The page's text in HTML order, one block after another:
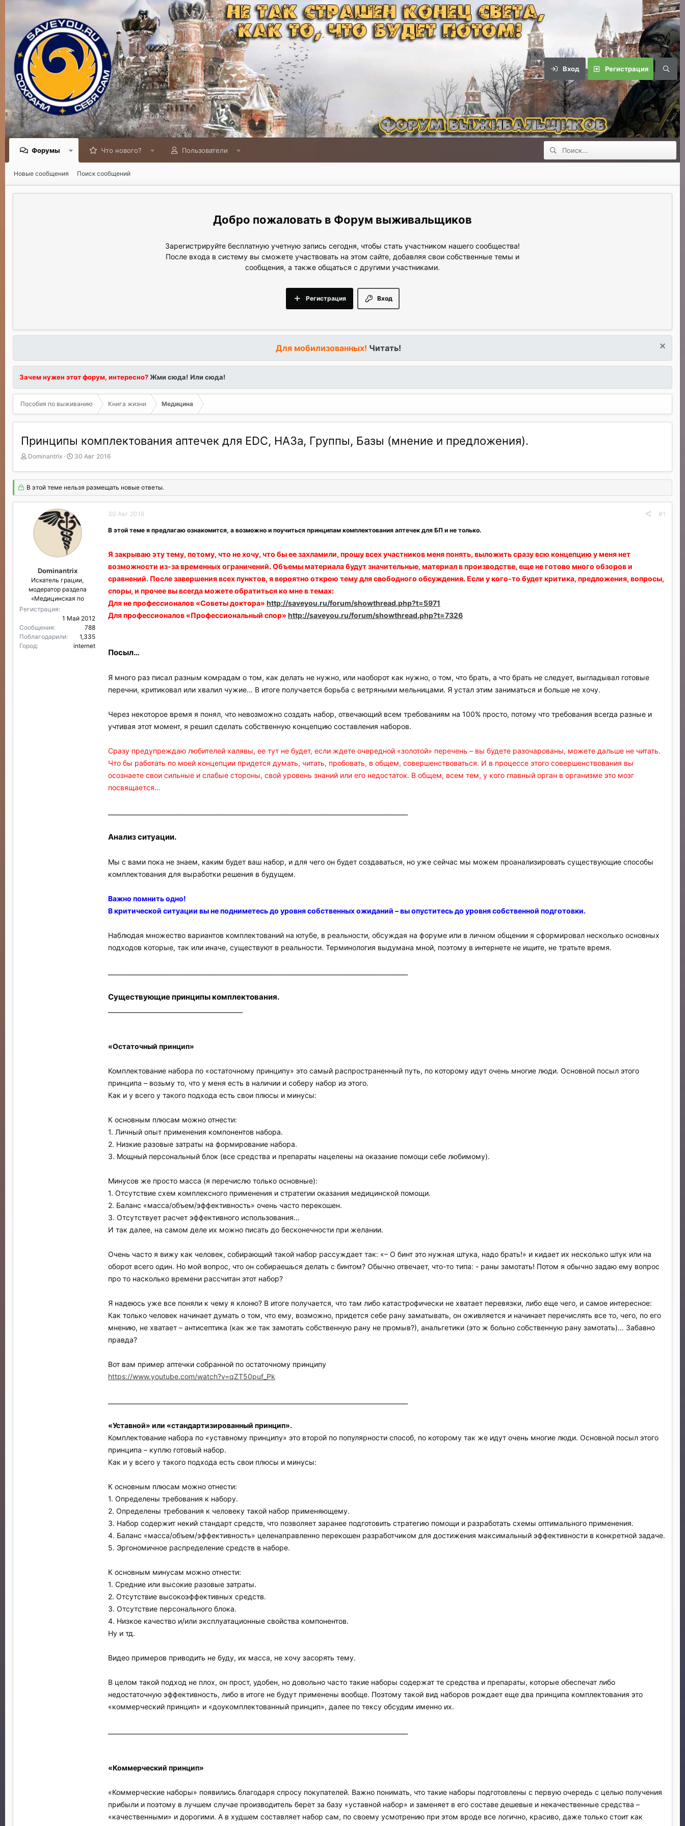
Вход Регистрация
Форумы Что нового? Пользователи
Новые сообщения Поиск сообщений
Форум выживальщиков
Зарегистрируйте бесплатную учетную запись сегодня, чтобы стать участником нашего сообщества!
После входа в систему вы сможете участвовать на этом сайте, добавляя свои собственные темы и
сообщения, а также общаться с другими участниками.
Вход
Регистрация
Для мобилизованных! Читать!
Зачем нужен этот форум, интересно?Жми сюда! Или сюда!
Пособия по выживанию Книга жизни Медицина
Принципы комплектования аптечек для EDC, НАЗа, Группы, Базы (мнение и предложения).
А
т
о
т
Dominantrix
Д
т
а
а
л
30 Авг 2016
В этой теме нельзя размещать новые ответы.
Dominantrix
Искатель грации,
модератор раздела
«Медицинская по
Регистрация
1 Май 2012
Сообщения
788
Поблагодарили
1,335
Город
internet
30 Авг 2016 #1
В этой теме я предлагаю ознакомится, а возможно и поучиться принципам комплектования аптечек для БП и не только.
Я закрываю эту тему, потому, что не хочу, что бы ее захламили, прошу всех участников меня понять, выложить сразу всю концепцию у меня нет
возможности из-за временных ограничений. Объемы материала будут значительные, материал в производстве, еще не готово много обзоров и
сравнений. После завершения всех пунктов, я вероятно открою тему для свободного обсуждения. Если у кого-то будет критика, предложения, вопросы,
споры, и прочее вы всегда можете обратиться ко мне в темах:
Для не профессионалов «Советы доктора» http://saveyou.ru/forum/showthread.php?t=5971
Для профессионалов «Профессиональный спор» http://saveyou.ru/forum/showthread.php?t=7326
Посыл…
Я много раз писал разным комрадам о том, как делать не нужно, или наоборот как нужно, о том, что брать, а что брать не следует, выгладывал готовые
перечни, критиковал или хвалил чужие… В итоге получается борьба с ветряными мельницами. Я устал этим заниматься и больше не хочу.
Через некоторое время я понял, что невозможно создать набор, отвечающий всем требованиям на 100% просто, потому что требования всегда разные и
учтивая этот момент, я решил сделать собственную концепцию составления наборов.
Сразу предупреждаю любителей халявы, ее тут не будет, если ждете очередной «золотой» перечень – вы будете разочарованы, можете дальше не читать.
Что бы работать по моей концепции придется думать, читать, пробовать, в общем, совершенствоваться. И в процессе этого совершенствования вы
осознаете свои сильные и слабые стороны, свой уровень знаний или его недостаток. В общем, всем тем, у кого главный орган в организме это мозг
посвящается…
Анализ ситуации.
Мы с вами пока не знаем, каким будет ваш набор, и для чего он будет создаваться, но уже сейчас мы можем проанализировать существующие способы
комплектования для выработки решения в будущем.
Важно помнить одно!
В критической ситуации вы не подниметесь до уровня собственных ожиданий – вы опуститесь до уровня собственной подготовки.
Наблюдая множество вариантов комплектований на ютубе, в реальности, обсуждая на форуме или в личном общении я сформировал несколько основных
подходов которые, так или иначе, существуют в реальности. Терминология выдумана мной, поэтому в интернете не ищите, не тратьте время.
Существующие принципы комплектования.
«Остаточный принцип»
Комплектование набора по «остаточному принципу» это самый распространенный путь, по которому идут очень многие люди. Основной посыл этого
принципа – возьму то, что у меня есть в наличии и соберу набор из этого.
Как и у всего у такого подхода есть свои плюсы и минусы:
К основным плюсам можно отнести:
1. Личный опыт применения компонентов набора.
2. Низкие разовые затраты на формирование набора.
3. Мощный персональный блок (все средства и препараты нацелены на оказание помощи себе любимому).
Минусов же просто масса (я перечислю только основные):
1. Отсутствие схем комплексного применения и стратегии оказания медицинской помощи.
2. Баланс «масса/объем/эффективность» очень часто перекошен.
3. Отсутствует расчет эффективного использования…
И так далее, на самом деле их можно писать до бесконечности при желании.
Очень часто я вижу как человек, собирающий такой набор рассуждает так: «– О бинт это нужная штука, надо брать!» и кидает их несколько штук или на
оборот всего один. Но мой вопрос, что он собираешься делать с бинтом? Обычно отвечает, что-то типа: - раны замотать! Потом я обычно задаю ему вопрос
про то насколько времени рассчитан этот набор?
Я надеюсь уже все поняли к чему я клоню? В итоге получается, что там либо катастрофически не хватает перевязки, либо еще чего, и самое интересное:
Как только человек начинает думать о том, что ему, возможно, придется себе рану заматывать, он оживляется и начинает перечислять все то, чего, по его
мнению, не хватает – антисептика (как же так замотать собственную рану не промыв?), анальгетики (это ж больно собственную рану замотать)… Забавно
правда?
Вот вам пример аптечки собранной по остаточному принципу
https://www.youtube.com/watch?v=qZT50puf_Pk
«Уставной» или «стандартизированный принцип».
Комплектование набора по «уставному принципу» это второй по популярности способ, по которому так же идут очень многие люди. Основной посыл этого
принципа – куплю готовый набор.
Как и у всего у такого подхода есть свои плюсы и минусы:
К основным плюсам можно отнести:
1. Определены требования к набору.
2. Определены требования к человеку такой набор применяющему.
3. Набор содержит некий стандарт средств, что позволяет заранее подготовить стратегию помощи и разработать схемы оптимального применения.
4. Баланс «масса/объем/эффективность» целенаправленно перекошен разработчиком для достижения максимальный эффективности в конкретной задаче.
5. Эргономичное распределение средств в наборе.
К основным минусам можно отнести:
1. Средние или высокие разовые затраты.
2. Отсутствие высокоэффективных средств.
3. Отсутствие персонального блока.
4. Низкое качество и/или эксплуатационные свойства компонентов.
Ну и тд.
Видео примеров приводить не буду, их масса, не хочу засорять тему.
В целом такой подход не плох, он прост, удобен, но довольно часто такие наборы содержат те средства и препараты, которые обеспечат либо
недостаточную эффективность, либо в итоге не будут применены вообще. Поэтому такой вид наборов рождает еще два принципа комплектования это
«коммерческий принцип» и «доукомплектованный принцип», далее по тексу обсудим именно их.
«Коммерческий принцип»
«Коммерческие наборы» появились благодаря спросу покупателей. Важно понимать, что такие наборы подготовлены с первую очередь с целью получения
прибыли и поэтому в лучшем случае производитель берет за базу «уставной набор» и заменяет в его составе дешевые и некачественные средства –
«качественными» и дорогими. А в худшем составляет набор сам, по своему усмотрению при этом вроде все логично, красиво, даже только стоит как